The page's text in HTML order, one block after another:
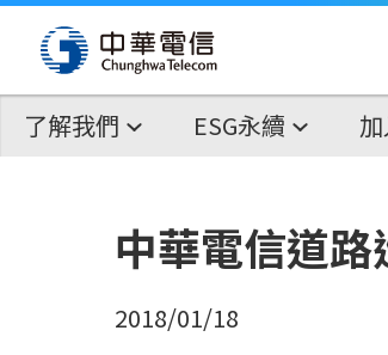
了解我們 ESG永續
中華電信道
2018/01/18